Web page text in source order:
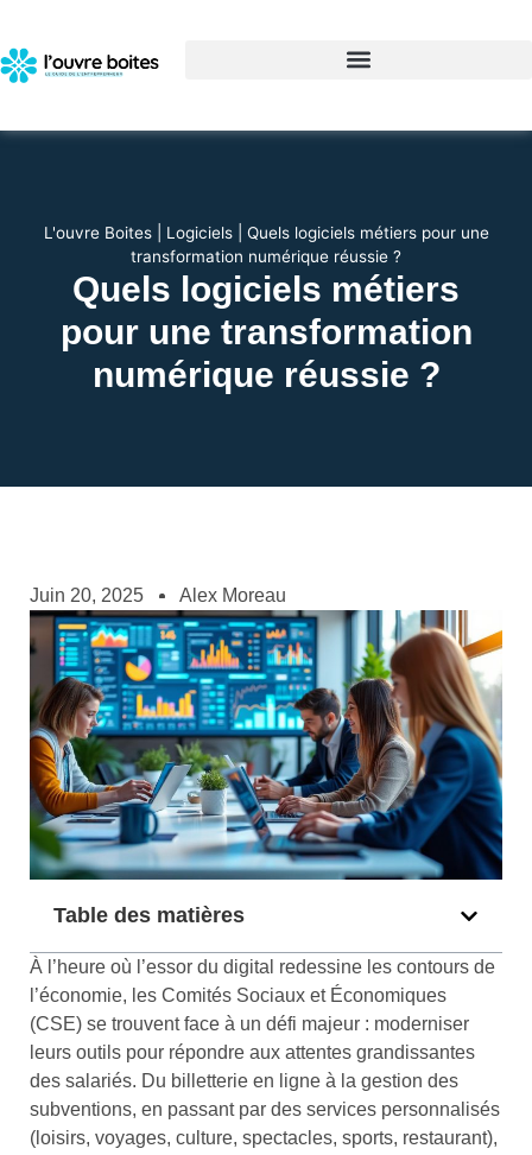
L'ouvre Boites| Logiciels| Quels logiciels métiers pour une
transformation numérique réussie ?
Quels logiciels métiers
pour une transformation
numérique réussie ?
Juin 20, 2025 Alex Moreau
Table des matières
À l’heure où l’essor du digital redessine les contours de
l’économie, les Comités Sociaux et Économiques
(CSE) se trouvent face à un défi majeur : moderniser
leurs outils pour répondre aux attentes grandissantes
des salariés. Du billetterie en ligne à la gestion des
subventions, en passant par des services personnalisés
(loisirs, voyages, culture, spectacles, sports, restaurant),